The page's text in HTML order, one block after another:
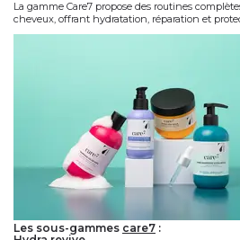
pinceaux, fouet 3-en-1
, notre toute nouvelle gamme
soins de la peau. Formulée avec des
chaque produit de la gamme Care7 est sans
d'une molécule protectrice anti-UV.
La gamme Care7 propose des routines
cheveux, offrant hydratation, réparation et